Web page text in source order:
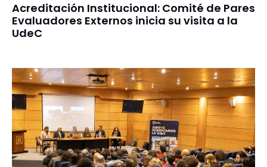
Acreditación Institucional: Comité de Pares
Evaluadores Externos inicia su visita a la
UdeC